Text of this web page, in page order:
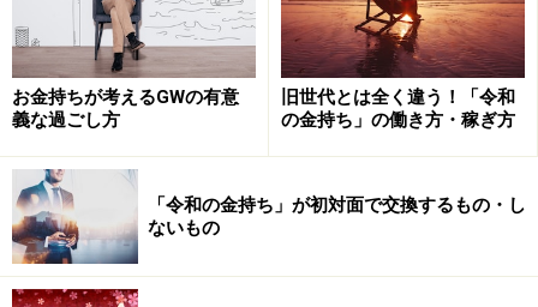
ち方で勝とうとするのは、さすがに無理があるでしょ
う。
同様に、失敗を否定するとか、なかったことにするとい
うことは、今までの自分のやり方を肯定することであ
り、同じやり方しかしないことを意味します。それでは
成長せずまた失敗を繰り返すだけ。
先のテニスや野球の例のように、同じことをして違う成
果を求めるというのは、非論理的だということはわかる
お金持ちが考えるGWの有意
義な過ごし方
旧世代とは全く違う！「令和
の金持ち」の働き方・稼ぎ方
「令和の金持ち」が初対面で交換するもの・し
ないもの